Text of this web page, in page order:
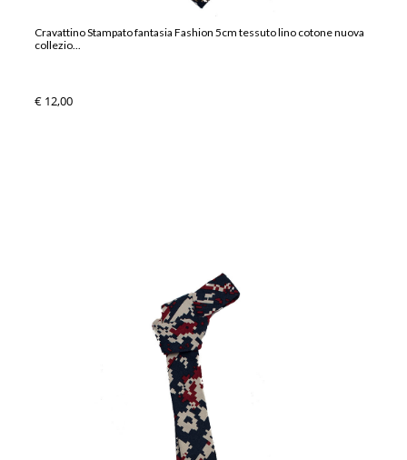
Cravattino Stampato fantasia Fashion 5cm tessuto lino cotone nuova
collezio...
€ 12,00